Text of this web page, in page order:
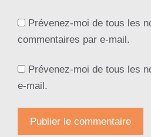
Prévenez-moi de tous les
commentaires par e-mail.
Prévenez-moi de tous les
e-mail.